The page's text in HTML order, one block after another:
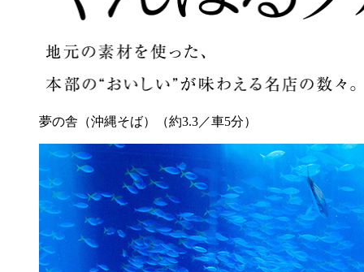
夢の舎（沖縄そば）（約3.3／車5分）